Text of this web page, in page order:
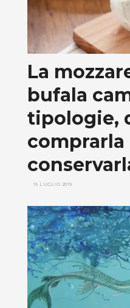
La
bufala
tipologie,
comprarla
15 LUGLIO 2019